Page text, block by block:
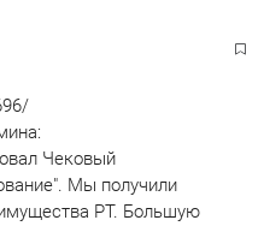
Чековый
Мы получили
РТ. Большую